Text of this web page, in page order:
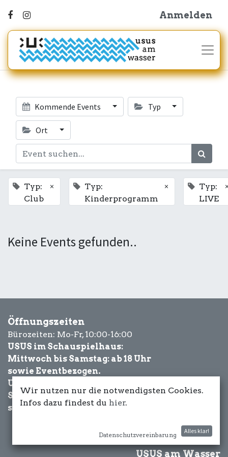
Anmelden
Kommende Events Typ
Ort
Typ:
Club
×
Typ:
Kinderprogramm
×
Typ:
LIVE
Keine Events gefunden..
Öffnungszeiten
Bürozeiten: Mo-Fr, 10:00-16:00
USUS im Schauspielhaus:
Mittwoch bis Samstag: ab 18 Uhr
sowie Eventbezogen.
USUS am Wasser:
Schönwetter-
sowie Eventbezogen.
USUS am Wasser
Wir nutzen nur die notwendigsten Cookies.
Infos dazu findest du hier.
Datenschutzvereinbarung
Alles klar!